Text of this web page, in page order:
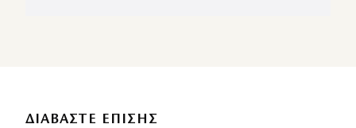
ΔΙΑΒΑΣΤΕ ΕΠΙΣΗΣ